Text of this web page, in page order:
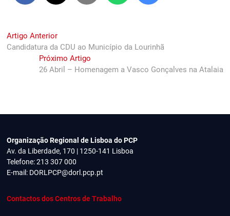
Navegação
de
Artigo AnteriorPrevious
post:
Candidatura da CDU ao Município da Lourinhã
Próximo ArtigoNext
post:
26 Abril – Homenagem a Vasco Gonçalves na Atalaia
Organização Regional de Lisboa do PCP
Av. da Liberdade, 170 | 1250-141 Lisboa
Telefone: 213 307 000
E-mail: DORLPCP@dorl.pcp.pt
Contactos dos Centros de Trabalho